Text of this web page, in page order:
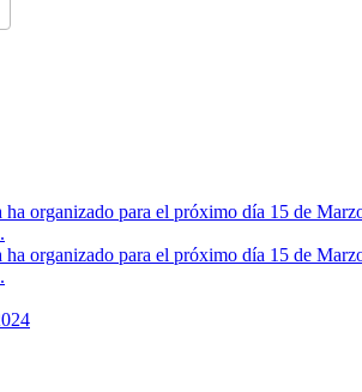
organizado para el próximo día 15 de
organizado para el próximo día 15 de